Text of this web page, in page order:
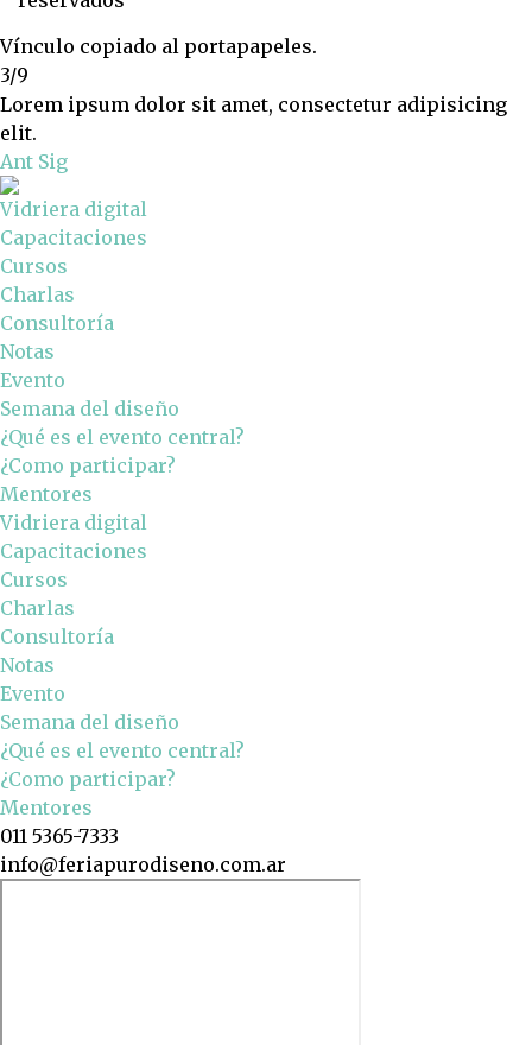
Vínculo copiado al portapapeles.
3/9
Lorem ipsum dolor sit amet, consectetur adipisicing
elit.
Ant Sig
Vidriera digital
Capacitaciones
Cursos
Charlas
Consultoría
Notas
Evento
Semana del diseño
¿Qué es el evento central?
¿Como participar?
Mentores
Vidriera digital
Capacitaciones
Cursos
Charlas
Consultoría
Notas
Evento
Semana del diseño
¿Qué es el evento central?
¿Como participar?
Mentores
011 5365-7333
info@feriapurodiseno.com.ar